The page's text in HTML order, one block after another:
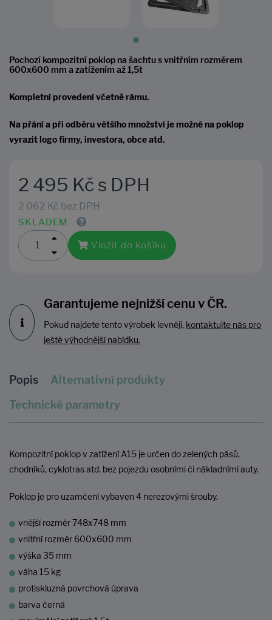
Pochozí kompozitní poklop na šachtu s vnitřním rozměrem
600x600 mm a zatížením až 1,5t
Kompletní provedení včetně rámu.
Na přání a při odběru většího množství je možné na poklop
vyrazit logo firmy, investora, obce atd.
2 495 Kč s DPH
2 062 Kč bez DPH
SKLADEM
Vložit do košíku
Garantujeme nejnižší cenu v ČR.
Pokud najdete tento výrobek levněji, kontaktujte nás pro
ještě výhodnější nabídku.
Popis
Alternativní produkty
Technické parametry
Kompozitní poklop v zatížení A15 je určen do zelených pásů,
chodníků, cyklotras atd. bez pojezdu osobními či nákladními auty.
Poklop je pro uzamčení vybaven 4 nerezovými šrouby.
vnější rozměr 748x748 mm
vnitřní rozměr 600x600 mm
výška 35 mm
váha 15 kg
protiskluzná povrchová úprava
barva černá